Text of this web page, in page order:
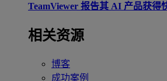
TeamViewer 报告其 AI 产品获得
相关资源
博客
成功案例